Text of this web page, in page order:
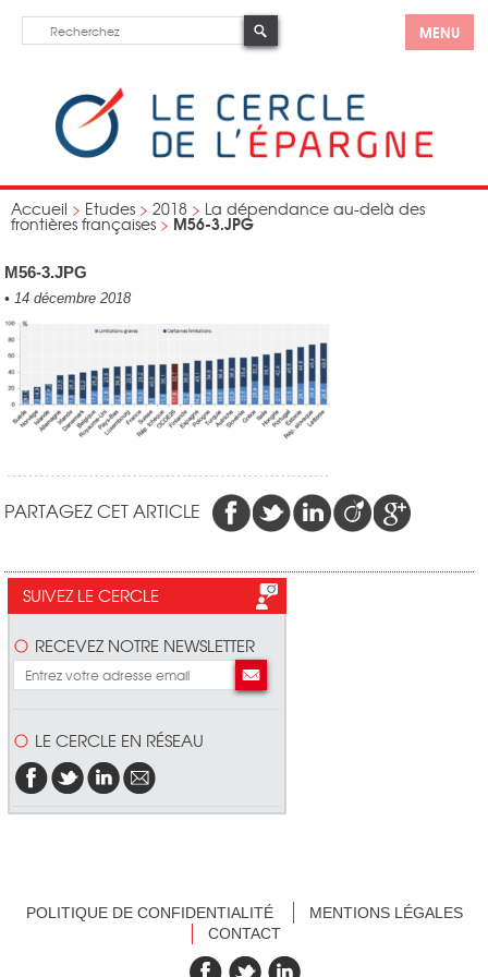
MENU
Accueil > Etudes > 2018 > La dépendance au-delà des
frontières françaises > M56-3.JPG
M56-3.JPG
• 14 décembre 2018
PARTAGEZ CET ARTICLE
SUIVEZ LE CERCLE
RECEVEZ NOTRE NEWSLETTER
LE CERCLE EN RÉSEAU
POLITIQUE DE CONFIDENTIALITÉ
MENTIONS LÉGALES
CONTACT